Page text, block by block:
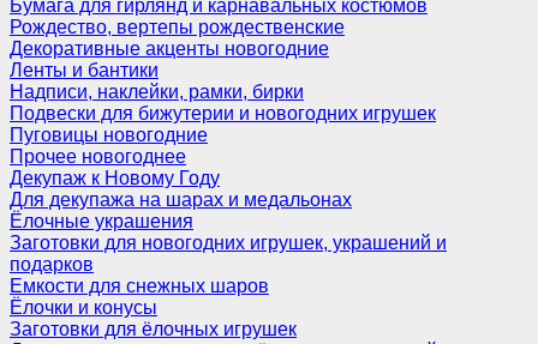
Бумага для гирлянд и карнавальных костюмов
Рождество, вертепы рождественские
Декоративные акценты новогодние
Ленты и бантики
Надписи, наклейки, рамки, бирки
Подвески для бижутерии и новогодних игрушек
Пуговицы новогодние
Прочее новогоднее
Декупаж к Новому Году
Для декупажа на шарах и медальонах
Ёлочные украшения
Заготовки для новогодних игрушек, украшений и
подарков
Емкости для снежных шаров
Ёлочки и конусы
Заготовки для ёлочных игрушек